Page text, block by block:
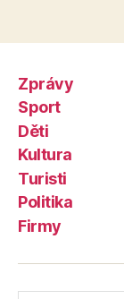
Zprávy
Sport
Děti
Kultura
Turisti
Politika
Firmy